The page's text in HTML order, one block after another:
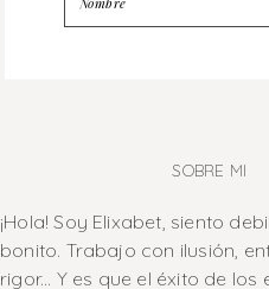
SOBRE MI
¡Hola! Soy Elixabet, siento
bonito. Trabajo con ilusión,
rigor... Y es que el éxito de los